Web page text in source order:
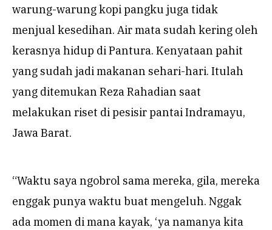
warung-warung kopi pangku juga tidak
menjual kesedihan. Air mata sudah kering oleh
kerasnya hidup di Pantura. Kenyataan pahit
yang sudah jadi makanan sehari-hari. Itulah
yang ditemukan Reza Rahadian saat
melakukan riset di pesisir pantai Indramayu,
Jawa Barat.
“Waktu saya ngobrol sama mereka, gila, mereka
enggak punya waktu buat mengeluh. Nggak
ada momen di mana kayak, ‘ya namanya kita